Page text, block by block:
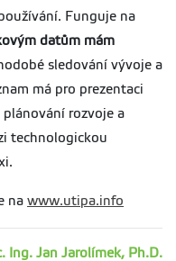
Funguje na
datům mám
sledování vývoje a
má pro prezentaci
rozvoje a
technologickou
na www.utipa.info
Ing. Jan Jarolímek, Ph.D.